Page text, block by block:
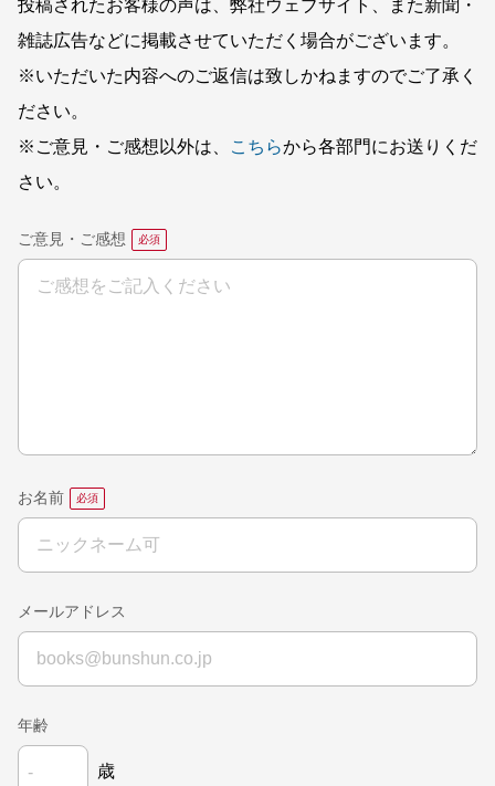
投稿されたお客様の声は、弊社ウェブサイト、また新聞・
雑誌広告などに掲載させていただく場合がございます。
※いただいた内容へのご返信は致しかねますのでご了承く
ださい。
※ご意見・ご感想以外は、
こちらから各部門にお送りくだ
さい。
ご意見・ご感想
お名前
メールアドレス
年齢
歳